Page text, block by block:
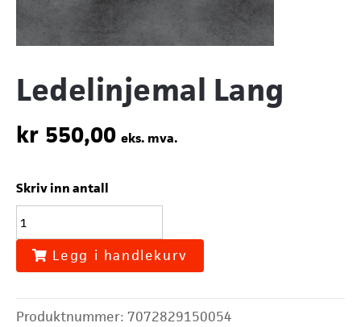
Ledelinjemal Lang
kr 550,00 eks. mva.
Skriv inn antall
Lang
antall Legg i handlekurv
Produktnummer: 7072829150054